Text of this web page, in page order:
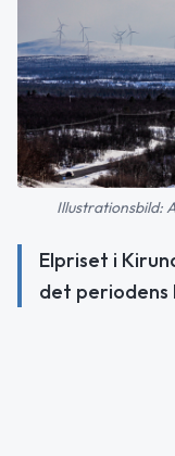
Illustrationsbild:
Elpriset i
det periodens